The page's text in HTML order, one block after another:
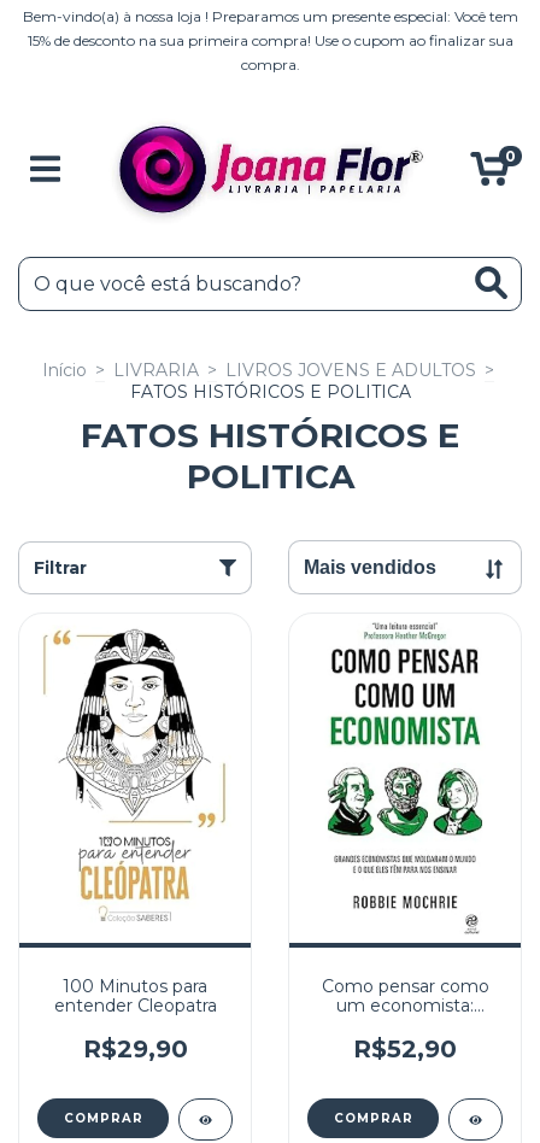
Bem-vindo(a) à nossa loja ! Preparamos um presente especial: Você tem
15% de desconto na sua primeira compra! Use o cupom ao finalizar sua
compra.
0
Início > LIVRARIA > LIVROS JOVENS E ADULTOS >
FATOS HISTÓRICOS E POLITICA
FATOS HISTÓRICOS E
POLITICA
Filtrar
100 Minutos para
entender Cleopatra
R$29,90
Como pensar como
um economista:
que moldaram o
mundo e o que eles
R$52,90